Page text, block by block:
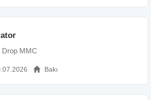
Drop MMC
Bakı